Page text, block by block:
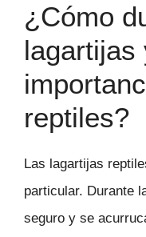
¿Cómo
lagartijas
reptiles?
Las lagartijas
particular. Durante
seguro y se